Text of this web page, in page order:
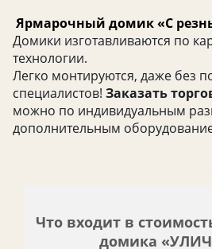
Ярмарочный домик«С
Домики изготавливаются по
технологии.
Легко монтируются, даже без
специалистов! Заказать
можно по индивидуальным
дополнительным
Что входит в
домика